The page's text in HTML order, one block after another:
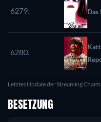
6279. Das
6280.
Letztes Update der Streaming
BESETZUNG